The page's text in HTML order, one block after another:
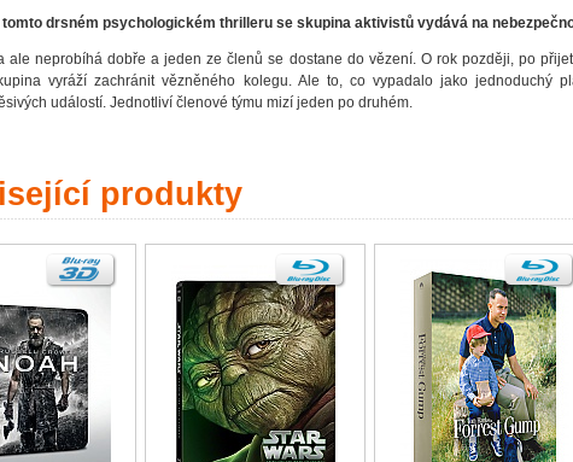
tomto drsném psychologickém thrilleru se skupina aktivistů vydává na
ale neprobíhá dobře a jeden ze členů se dostane do vězení. O rok později, po
vyráží zachránit vězněného kolegu. Ale to, co vypadalo jako jednoduchý
událostí. Jednotliví členové týmu mizí jeden po druhém.
produkty